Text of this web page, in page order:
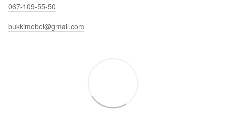
067-109-55-50
bukkimebel@gmail.com